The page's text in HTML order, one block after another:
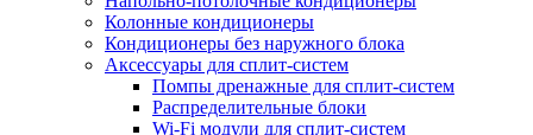
Колонные кондиционеры
Кондиционеры без наружного блока
Аксессуары для сплит-систем
Помпы дренажные для сплит-систем
Распределительные блоки
Wi-Fi модули для сплит-систем